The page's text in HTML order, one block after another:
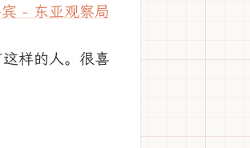
- 东亚观察局
样的人。很喜